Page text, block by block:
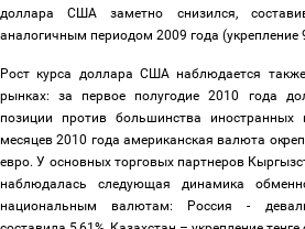
доллара США заметно снизился,
аналогичным периодом 2009 года (укрепление
Рост курса доллара США наблюдается
рынках: за первое полугодие 2010 года
позиции против большинства
месяцев 2010 года американская валюта
евро. У основных торговых партнеров
наблюдалась следующая динамика
национальным валютам: Россия -